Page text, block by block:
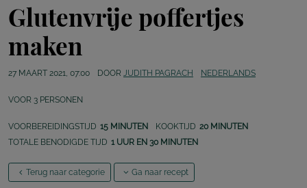
Glutenvrije poffertjes
maken
27 MAART 2021, 07:00 DOOR JUDITH PAGRACH NEDERLANDS
VOOR 3 PERSONEN
VOORBEREIDINGSTIJD 15 MINUTEN KOOKTIJD 20 MINUTEN
TOTALE BENODIGDE TIJD 1 UUR EN 30 MINUTEN
Terug naar categorie Ga naar recept